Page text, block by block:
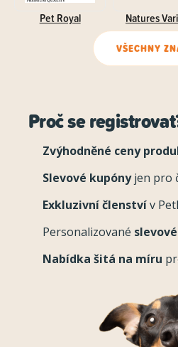
Pet Royal Natures
VŠECHNY
Proč se
Zvýhodněné ceny
Slevové kupónyjen pro
Exkluzivní členstvív
Personalizované
Nabídka šitá na míru